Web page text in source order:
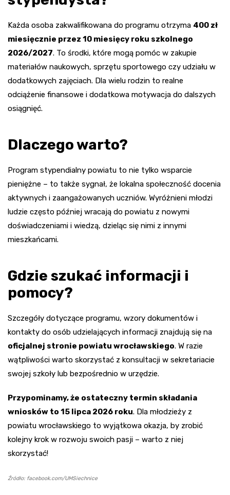
Każda osoba zakwalifikowana do programu otrzyma 400 zł
miesięcznie przez 10 miesięcy roku szkolnego
2026/2027. To środki, które mogą pomóc w zakupie
materiałów naukowych, sprzętu sportowego czy udziału w
dodatkowych zajęciach. Dla wielu rodzin to realne
odciążenie finansowe i dodatkowa motywacja do dalszych
osiągnięć.
Dlaczego warto?
Program stypendialny powiatu to nie tylko wsparcie
pieniężne – to także sygnał, że lokalna społeczność docenia
aktywnych i zaangażowanych uczniów. Wyróżnieni młodzi
ludzie często później wracają do powiatu z nowymi
doświadczeniami i wiedzą, dzieląc się nimi z innymi
mieszkańcami.
Gdzie szukać informacji i
pomocy?
Szczegóły dotyczące programu, wzory dokumentów i
kontakty do osób udzielających informacji znajdują się na
oficjalnej stronie powiatu wrocławskiego. W razie
wątpliwości warto skorzystać z konsultacji w sekretariacie
swojej szkoły lub bezpośrednio w urzędzie.
Przypominamy, że ostateczny termin składania
wniosków to 15 lipca 2026 roku. Dla młodzieży z
powiatu wrocławskiego to wyjątkowa okazja, by zrobić
kolejny krok w rozwoju swoich pasji – warto z niej
skorzystać!
Źródło: facebook.com/UMSiechnice